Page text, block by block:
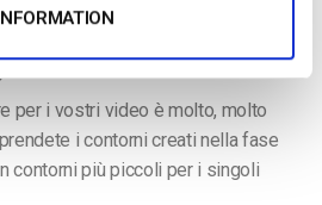
che dovete insegnare loro.
per i vostri video è molto, molto
i contorni creati nella fase
contorni più piccoli per i singoli